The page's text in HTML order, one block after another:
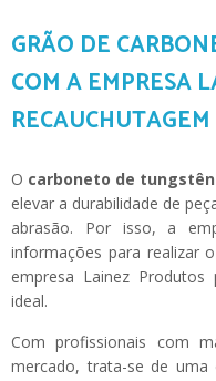
GRÃO DE
COM A EMPRESA
O carboneto de
elevar a durabilidade de
abrasão. Por isso, a
informações para realizar
empresa Lainez
ideal.
Com profissionais com
mercado, trata-se de uma